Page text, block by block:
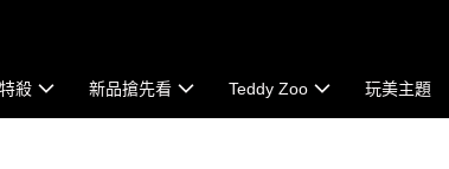
殺 新品搶先看 Teddy Zoo 玩美主題